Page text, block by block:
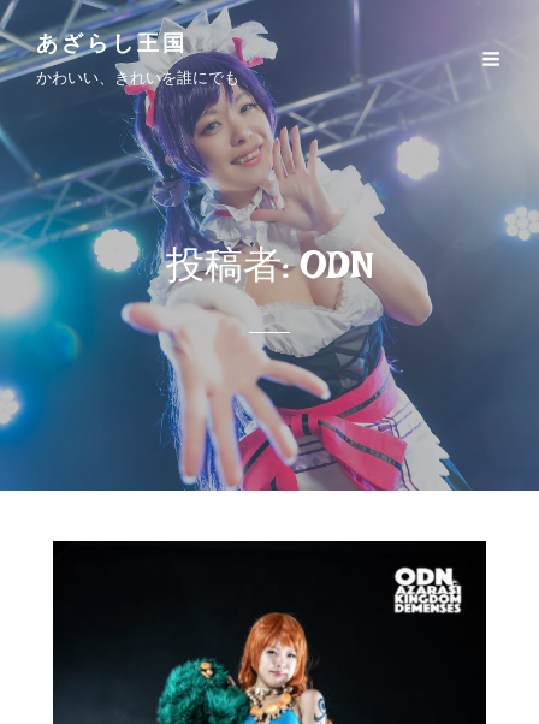
あざらし王国
かわいい、きれいを誰にでも
投稿者:ODN